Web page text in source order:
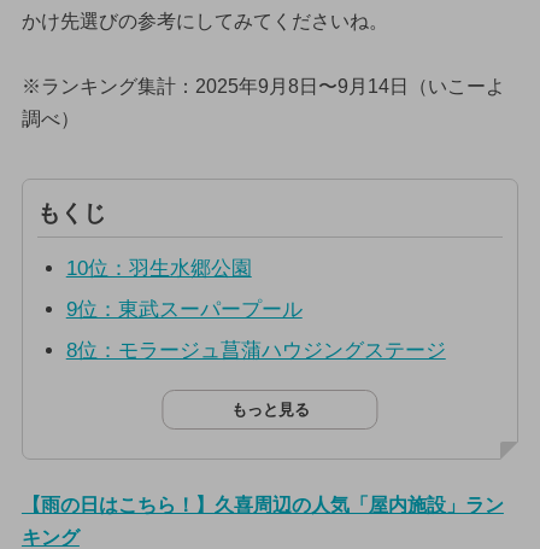
かけ先選びの参考にしてみてくださいね。
※ランキング集計：2025年9月8日〜9月14日（いこーよ
調べ）
もくじ
10位：羽生水郷公園
9位：東武スーパープール
8位：モラージュ菖蒲ハウジングステージ
もっと見る
【雨の日はこちら！】久喜周辺の人気「屋内施設」ラン
キング